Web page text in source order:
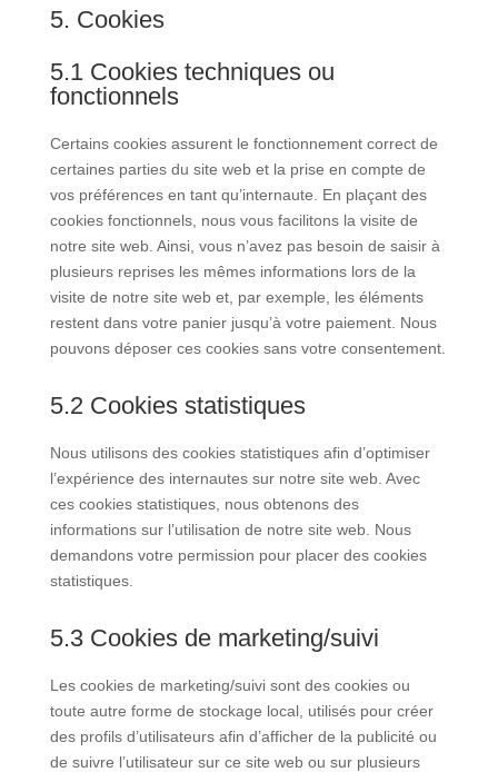
5. Cookies
5.1 Cookies techniques ou
fonctionnels
Certains cookies assurent le fonctionnement correct de
certaines parties du site web et la prise en compte de
vos préférences en tant qu’internaute. En plaçant des
cookies fonctionnels, nous vous facilitons la visite de
notre site web. Ainsi, vous n’avez pas besoin de saisir à
plusieurs reprises les mêmes informations lors de la
visite de notre site web et, par exemple, les éléments
restent dans votre panier jusqu’à votre paiement. Nous
pouvons déposer ces cookies sans votre consentement.
5.2 Cookies statistiques
Nous utilisons des cookies statistiques afin d’optimiser
l’expérience des internautes sur notre site web. Avec
ces cookies statistiques, nous obtenons des
informations sur l’utilisation de notre site web. Nous
demandons votre permission pour placer des cookies
statistiques.
5.3 Cookies de marketing/suivi
Les cookies de marketing/suivi sont des cookies ou
toute autre forme de stockage local, utilisés pour créer
des profils d’utilisateurs afin d’afficher de la publicité ou
de suivre l’utilisateur sur ce site web ou sur plusieurs